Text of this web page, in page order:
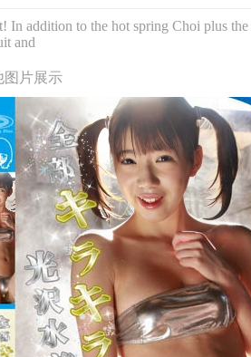
addition to the hot spring Choi plus
and
图片展示